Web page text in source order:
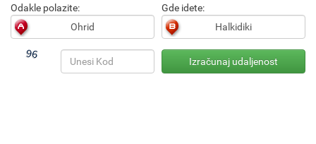
Odakle polazite: Gde idete: